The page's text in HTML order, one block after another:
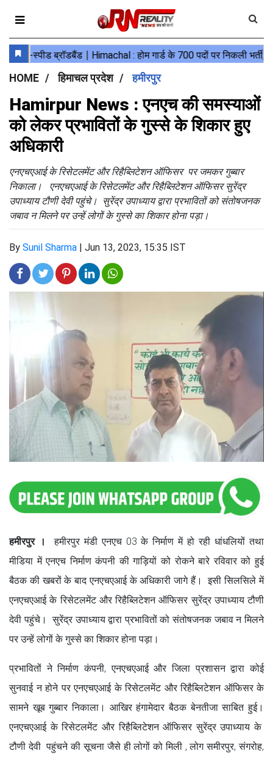
HOME हिमाचल प्रदेश हमीरपुर
Hamirpur News : एनएच की समस्याओं
को लेकर प्रभावितों के गुस्से के शिकार हुए
अधिकारी
एनएचएआई के रिसेटलमेंट और रिहैब्लिटेशन ऑफिसर पर जमकर गुब्बार
निकाला। एनएचएआई के रिसेटलमेंट और रिहैब्लिटेशन ऑफिसर सुरेंद्र
उपाध्याय टौणी देवी पहुंचे। सुरेंद्र उपाध्याय द्वारा प्रभावितों को संतोषजनक
जबाव न मिलने पर उन्हें लोगों के गुस्से का शिकार होना पड़ा।
By Sunil Sharma | Jun 13, 2023, 15:35 IST
हमीरपुर ।हमीरपुर मंडी एनएच 03 के निर्माण में हो रही धांधलियों तथा
मीडिया में एनएच निर्माण कंपनी की गाड़ियों को रोकने बारे रविवार को हुई
बैठक की खबरों के बाद एनएचएआई के अधिकारी जागे हैं। इसी सिलसिले में
एनएचएआई के रिसेटलमेंट और रिहैब्लिटेशन ऑफिसर सुरेंद्र उपाध्याय टौणी
देवी पहुंचे। सुरेंद्र उपाध्याय द्वारा प्रभावितों को संतोषजनक जबाव न मिलने
पर उन्हें लोगों के गुस्से का शिकार होना पड़ा।
प्रभावितों ने निर्माण कंपनी, एनएचएआई और जिला प्रशासन द्वारा कोई
सुनवाई न होने पर एनएचएआई के रिसेटलमेंट और रिहैब्लिटेशन ऑफिसर के
सामने खूब गुब्बार निकाला। आखिर हंगामेदार बैठक बेनतीजा साबित हुई।
एनएचएआई के रिसेटलमेंट और रिहैब्लिटेशन ऑफिसर सुरेंद्र उपाध्याय के
टौणी देवी पहुंचने की सूचना जैसे ही लोगों को मिली , लोग समीरपुर, संगरोह,